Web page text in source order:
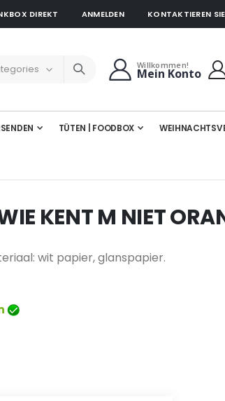
DIREKT ANMELDEN KONTAKTIEREN
Willkommen!
Mein Konto
TÜTEN | FOODBOX
KENT M NIET
wit papier, glanspapier.